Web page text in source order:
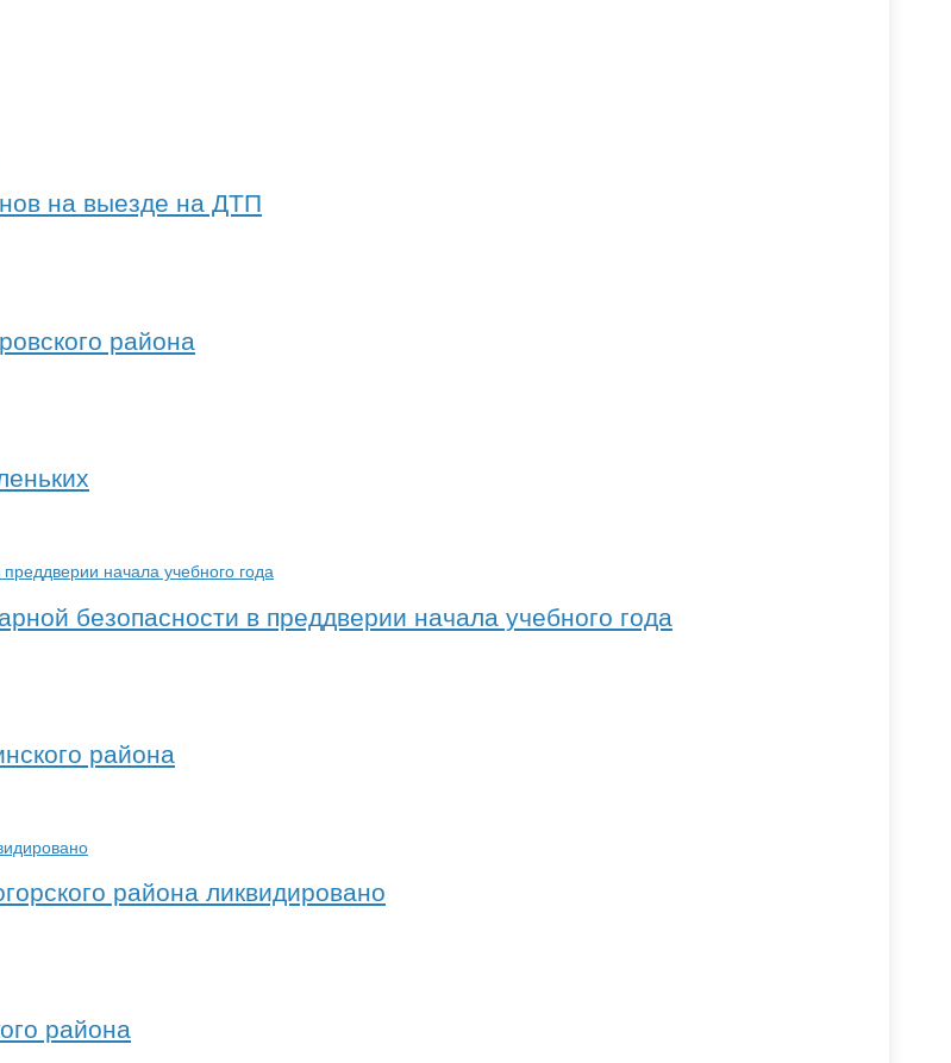
на выезде на ДТП
района
безопасности в преддверии начала учебного года
района
района ликвидировано
района